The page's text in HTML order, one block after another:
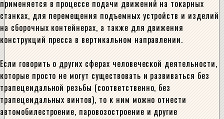
применяется в процессе подачи движений на токарных
станках, для перемещения подъемных устройств и изделий
на сборочных контейнерах, а также для движения
конструкций пресса в вертикальном направлении.
Если говорить о других сферах человеческой деятельности,
которые просто не могут существовать и развиваться без
трапецеидальной резьбы (соответственно, без
трапецеидальных винтов), то к ним можно отнести
автомобилестроение, паровозостроение и другие